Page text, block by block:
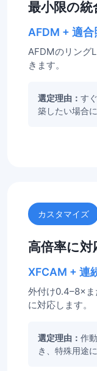
最小限の統
AFDM + 適合
AFDMのリング
きます。
選定理由： す
築したい場合
カスタマイズ
高倍率に
XFCAM + 連
外付け0.4–8×
に対応します。
選定理由： 作
き、特殊用途